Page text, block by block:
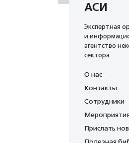
АСИ
Экспертная
и
агентство
сектора
О нас
Контакты
Сотрудники
Прислать